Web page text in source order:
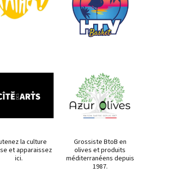
la culture
et apparaissez
ici.
Grossiste BtoB en
olives et produits
méditerranéens depuis
1987.